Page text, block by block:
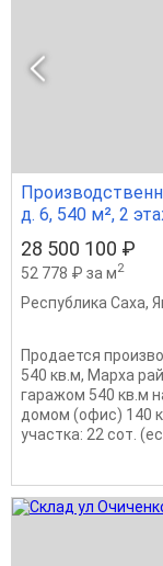
д. 6, 540 м², 2
28 500 100 ₽
52 778 ₽ за м2
Республика Саха,
Продается
540 кв.м, Марха
гаражом 540 кв.м
домом (офис) 140
участка: 22 сот.